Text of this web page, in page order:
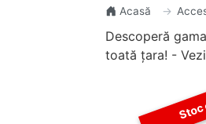
Acasă
Descoperă
toată țara! -